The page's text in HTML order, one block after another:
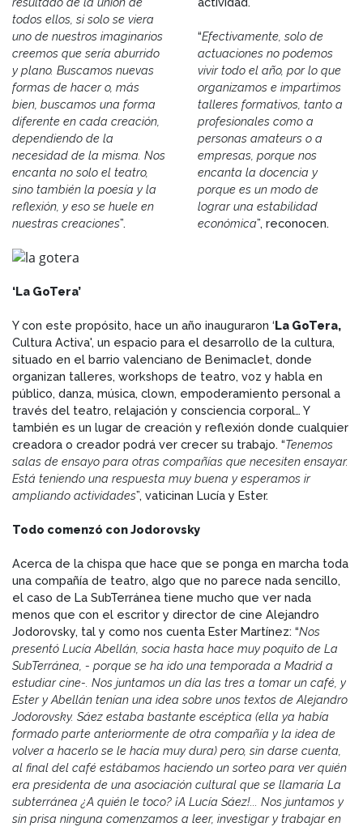
todos ellos, si solo se viera
uno de nuestros imaginarios
creemos que sería aburrido
y plano. Buscamos nuevas
formas de hacer o, más
bien, buscamos una forma
diferente en cada creación,
dependiendo de la
necesidad de la misma. Nos
encanta no solo el teatro,
sino también la poesía y la
reflexión, y eso se huele en
nuestras creaciones”.
“Efectivamente, solo de
actuaciones no podemos
vivir todo el año, por lo que
organizamos e impartimos
talleres formativos, tanto a
profesionales como a
personas amateurs o a
empresas, porque nos
encanta la docencia y
porque es un modo de
lograr una estabilidad
económica”, reconocen.
‘La GoTera’
Y con este propósito, hace un año inauguraron ‘La GoTera,
Cultura Activa', un espacio para el desarrollo de la cultura,
situado en el barrio valenciano de Benimaclet, donde
organizan talleres, workshops de teatro, voz y habla en
público, danza, música, clown, empoderamiento personal a
través del teatro, relajación y consciencia corporal… Y
también es un lugar de creación y reflexión donde cualquier
creadora o creador podrá ver crecer su trabajo. “Tenemos
salas de ensayo para otras compañías que necesiten ensayar.
Está teniendo una respuesta muy buena y esperamos ir
ampliando actividades”, vaticinan Lucía y Ester.
Todo comenzó con Jodorovsky
Acerca de la chispa que hace que se ponga en marcha toda
una compañía de teatro, algo que no parece nada sencillo,
el caso de La SubTerránea tiene mucho que ver nada
menos que con el escritor y director de cine Alejandro
Jodorovsky, tal y como nos cuenta Ester Martínez: “Nos
presentó Lucía Abellán, socia hasta hace muy poquito de La
SubTerránea, - porque se ha ido una temporada a Madrid a
estudiar cine-. Nos juntamos un día las tres a tomar un café, y
Ester y Abellán tenían una idea sobre unos textos de Alejandro
Jodorovsky. Sáez estaba bastante escéptica (ella ya había
formado parte anteriormente de otra compañía y la idea de
volver a hacerlo se le hacía muy dura) pero, sin darse cuenta,
al final del café estábamos haciendo un sorteo para ver quién
era presidenta de una asociación cultural que se llamaría La
subterránea ¿A quién le toco? ¡A Lucía Sáez!... Nos juntamos y
sin prisa ninguna comenzamos a leer, investigar y trabajar en